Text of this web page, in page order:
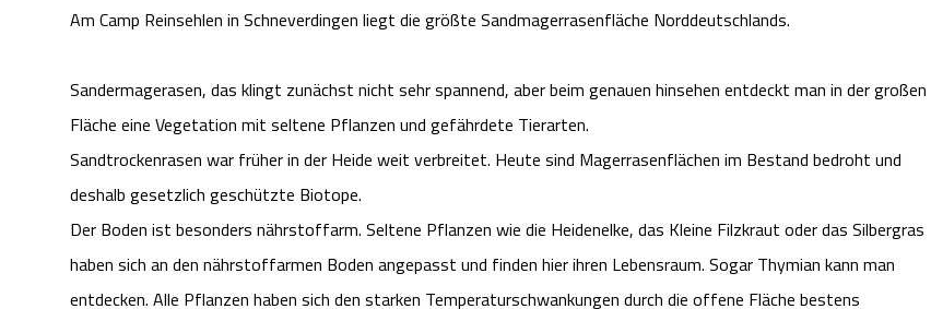
Am Camp Reinsehlen in Schneverdingen liegt die größte Sandmagerrasenfläche Norddeutschlands.
Sandermagerasen, das klingt zunächst nicht sehr spannend, aber beim genauen hinsehen entdeckt man in der großen
Fläche eine Vegetation mit seltene Pflanzen und gefährdete Tierarten.
Sandtrockenrasen war früher in der Heide weit verbreitet. Heute sind Magerrasenflächen im Bestand bedroht und
deshalb gesetzlich geschützte Biotope.
Der Boden ist besonders nährstoffarm. Seltene Pflanzen wie die Heidenelke, das Kleine Filzkraut oder das Silbergras
haben sich an den nährstoffarmen Boden angepasst und finden hier ihren Lebensraum. Sogar Thymian kann man
entdecken. Alle Pflanzen haben sich den starken Temperaturschwankungen durch die offene Fläche bestens